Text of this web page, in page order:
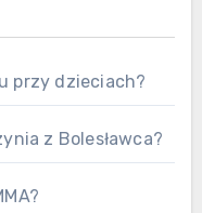
przy dzieciach?
z Bolesławca?